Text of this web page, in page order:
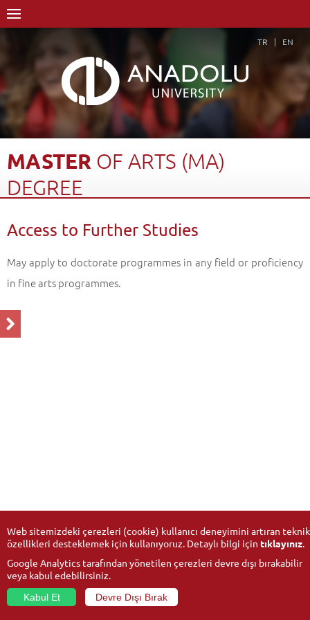
TR EN
MASTER OF ARTS (MA)
DEGREE
Graduate School
Department of Graphic Arts
Access to Further Studies
May apply to doctorate programmes in any field or proficiency
in fine arts programmes.
Web sitemizdeki çerezleri (cookie) kullanıcı deneyimini artıran teknik
özellikleri desteklemek için kullanıyoruz. Detaylı bilgi için tıklayınız.
Google Analytics tarafından yönetilen çerezleri devre dışı bırakabilir
veya kabul edebilirsiniz.
Kabul Et
Devre Dışı Bırak
© 2026Anadolu University- All rights reserved.